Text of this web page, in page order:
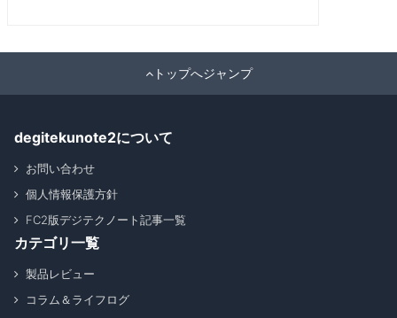
トップへジャンプ
degitekunote2について
お問い合わせ
個人情報保護方針
FC2版デジテクノート記事一覧
カテゴリ一覧
製品レビュー
コラム＆ライフログ